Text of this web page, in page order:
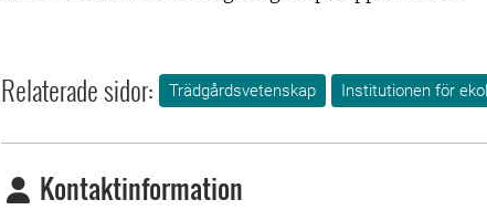
Relaterade sidor: Trädgårdsvetenskap Institutionen för
Kontaktinformation